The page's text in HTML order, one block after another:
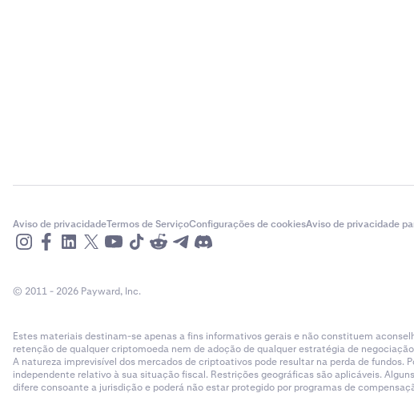
Aviso de privacidadeTermos de ServiçoConfigurações de cookiesAviso de privacidade
© 2011 - 2026 Payward, Inc.
Estes materiais destinam-se apenas a fins informativos gerais e não constituem
retenção de qualquer criptomoeda nem de adoção de qualquer estratégia de
A natureza imprevisível dos mercados de criptoativos pode resultar na perda de
independente relativo à sua situação fiscal. Restrições geográficas são aplicáveis.
difere consoante a jurisdição e poderá não estar protegido por programas de